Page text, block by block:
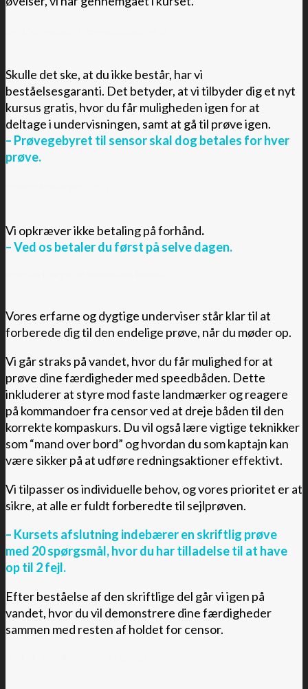
Skulle det ske, at du ikke består, har vi
beståelsesgaranti. Det betyder, at vi tilbyder dig et nyt
kursus gratis, hvor du får muligheden igen for at
deltage i undervisningen, samt at gå til prøve igen.
– Prøvegebyret til sensor skal dog betales for hver
prøve.
Vi opkræver ikke betaling på forhånd.
– Ved os betaler du først på selve dagen.
Vores erfarne og dygtige underviser står klar til at
forberede dig til den endelige prøve, når du møder op.
Vi går straks på vandet, hvor du får mulighed for at
prøve dine færdigheder med speedbåden. Dette
inkluderer at styre mod faste landmærker og reagere
på kommandoer fra censor ved at dreje båden til den
korrekte kompaskurs. Du vil også lære vigtige teknikker
som “mand over bord” og hvordan du som kaptajn kan
være sikker på at udføre redningsaktioner effektivt.
Vi tilpasser os individuelle behov, og vores prioritet er at
sikre, at alle er fuldt forberedte til sejlprøven.
– Kursets afslutning indebærer en skriftlig prøve
med 20 spørgsmål, hvor du har tilladelse til at have
op til 2 fejl.
Efter beståelse af den skriftlige del går vi igen på
vandet, hvor du vil demonstrere dine færdigheder
sammen med resten af holdet for censor.